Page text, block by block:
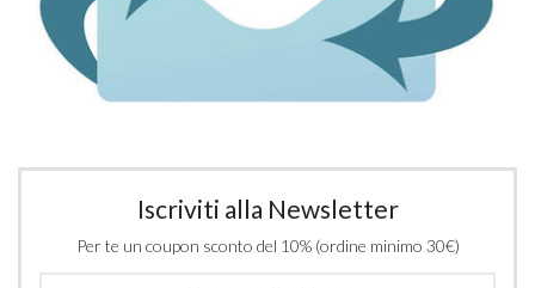
Iscriviti alla Newsletter
Per te un coupon sconto del 10% (ordine minimo 30€)